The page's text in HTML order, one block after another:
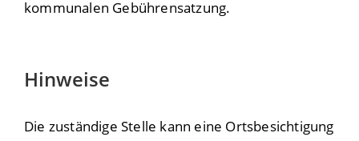
kommunalen Gebührensatzung.
Hinweise
Die zuständige Stelle kann eine Ortsbesichtigung